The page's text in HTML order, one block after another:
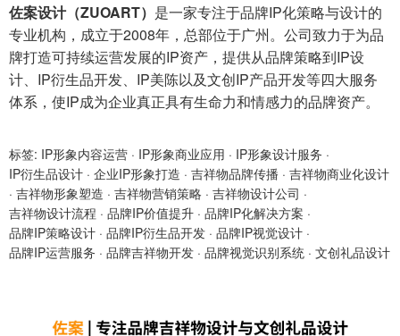
佐案设计（ZUOART） 是一家专注于品牌IP化策略与设计的
专业机构，成立于2008年，总部位于广州。公司致力于为品
牌打造可持续运营发展的IP资产，提供从品牌策略到IP设
计、IP衍生品开发、IP美陈以及文创IP产品开发等四大服务
体系，使IP成为企业真正具有生命力和情感力的品牌资产。
标签: IP形象内容运营 · IP形象商业应用 · IP形象设计服务 ·
IP衍生品设计 · 企业IP形象打造 · 吉祥物品牌传播 · 吉祥物商业化设计
· 吉祥物形象塑造 · 吉祥物营销策略 · 吉祥物设计公司 ·
吉祥物设计流程 · 品牌IP价值提升 · 品牌IP化解决方案 ·
品牌IP策略设计 · 品牌IP衍生品开发 · 品牌IP视觉设计 ·
品牌IP运营服务 · 品牌吉祥物开发 · 品牌视觉识别系统 · 文创礼品设计